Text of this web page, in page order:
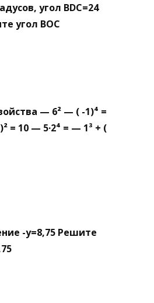
угол BDC=24
угол BOC
— 6² — ( -1)⁴ =
= 10 — 5·2⁴ = — 1³ + (
-y=8,75 Решите